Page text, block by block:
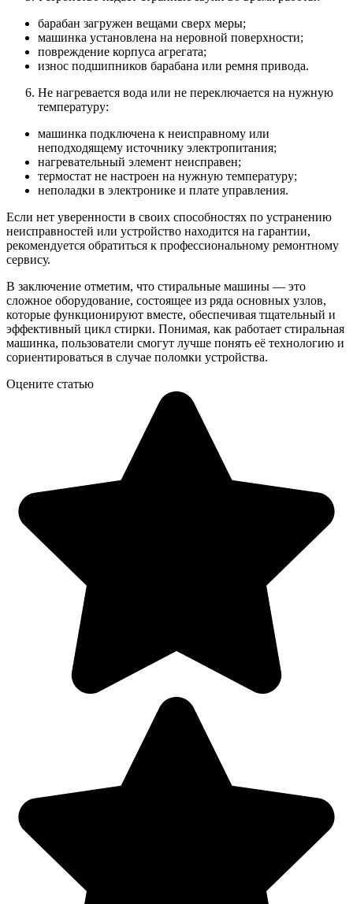
барабан загружен вещами сверх меры;
машинка установлена на неровной поверхности;
повреждение корпуса агрегата;
износ подшипников барабана или ремня привода.
Не нагревается вода или не переключается на нужную
температуру:
машинка подключена к неисправному или
неподходящему источнику электропитания;
нагревательный элемент неисправен;
термостат не настроен на нужную температуру;
неполадки в электронике и плате управления.
Если нет уверенности в своих способностях по устранению
неисправностей или устройство находится на гарантии,
рекомендуется обратиться к профессиональному ремонтному
сервису.
В заключение отметим, что стиральные машины — это
сложное оборудование, состоящее из ряда основных узлов,
которые функционируют вместе, обеспечивая тщательный и
эффективный цикл стирки. Понимая, как работает стиральная
машинка, пользователи смогут лучше понять её технологию и
сориентироваться в случае поломки устройства.
Оцените статью